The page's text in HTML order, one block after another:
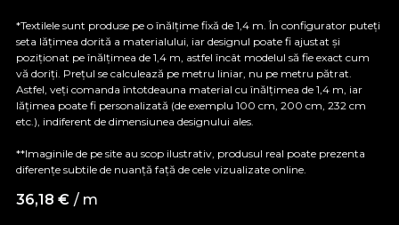
*Textilele sunt produse pe o înălțime fixă de 1,4 m. În configurator puteți
seta lățimea dorită a materialului, iar designul poate fi ajustat și
poziționat pe înălțimea de 1,4 m, astfel încât modelul să fie exact cum
vă doriți. Prețul se calculează pe metru liniar, nu pe metru pătrat.
Astfel, veți comanda întotdeauna material cu înălțimea de 1,4 m, iar
lățimea poate fi personalizată (de exemplu 100 cm, 200 cm, 232 cm
etc.), indiferent de dimensiunea designului ales.
**Imaginile de pe site au scop ilustrativ, produsul real poate prezenta
diferențe subtile de nuanță față de cele vizualizate online.
36,18 € / m